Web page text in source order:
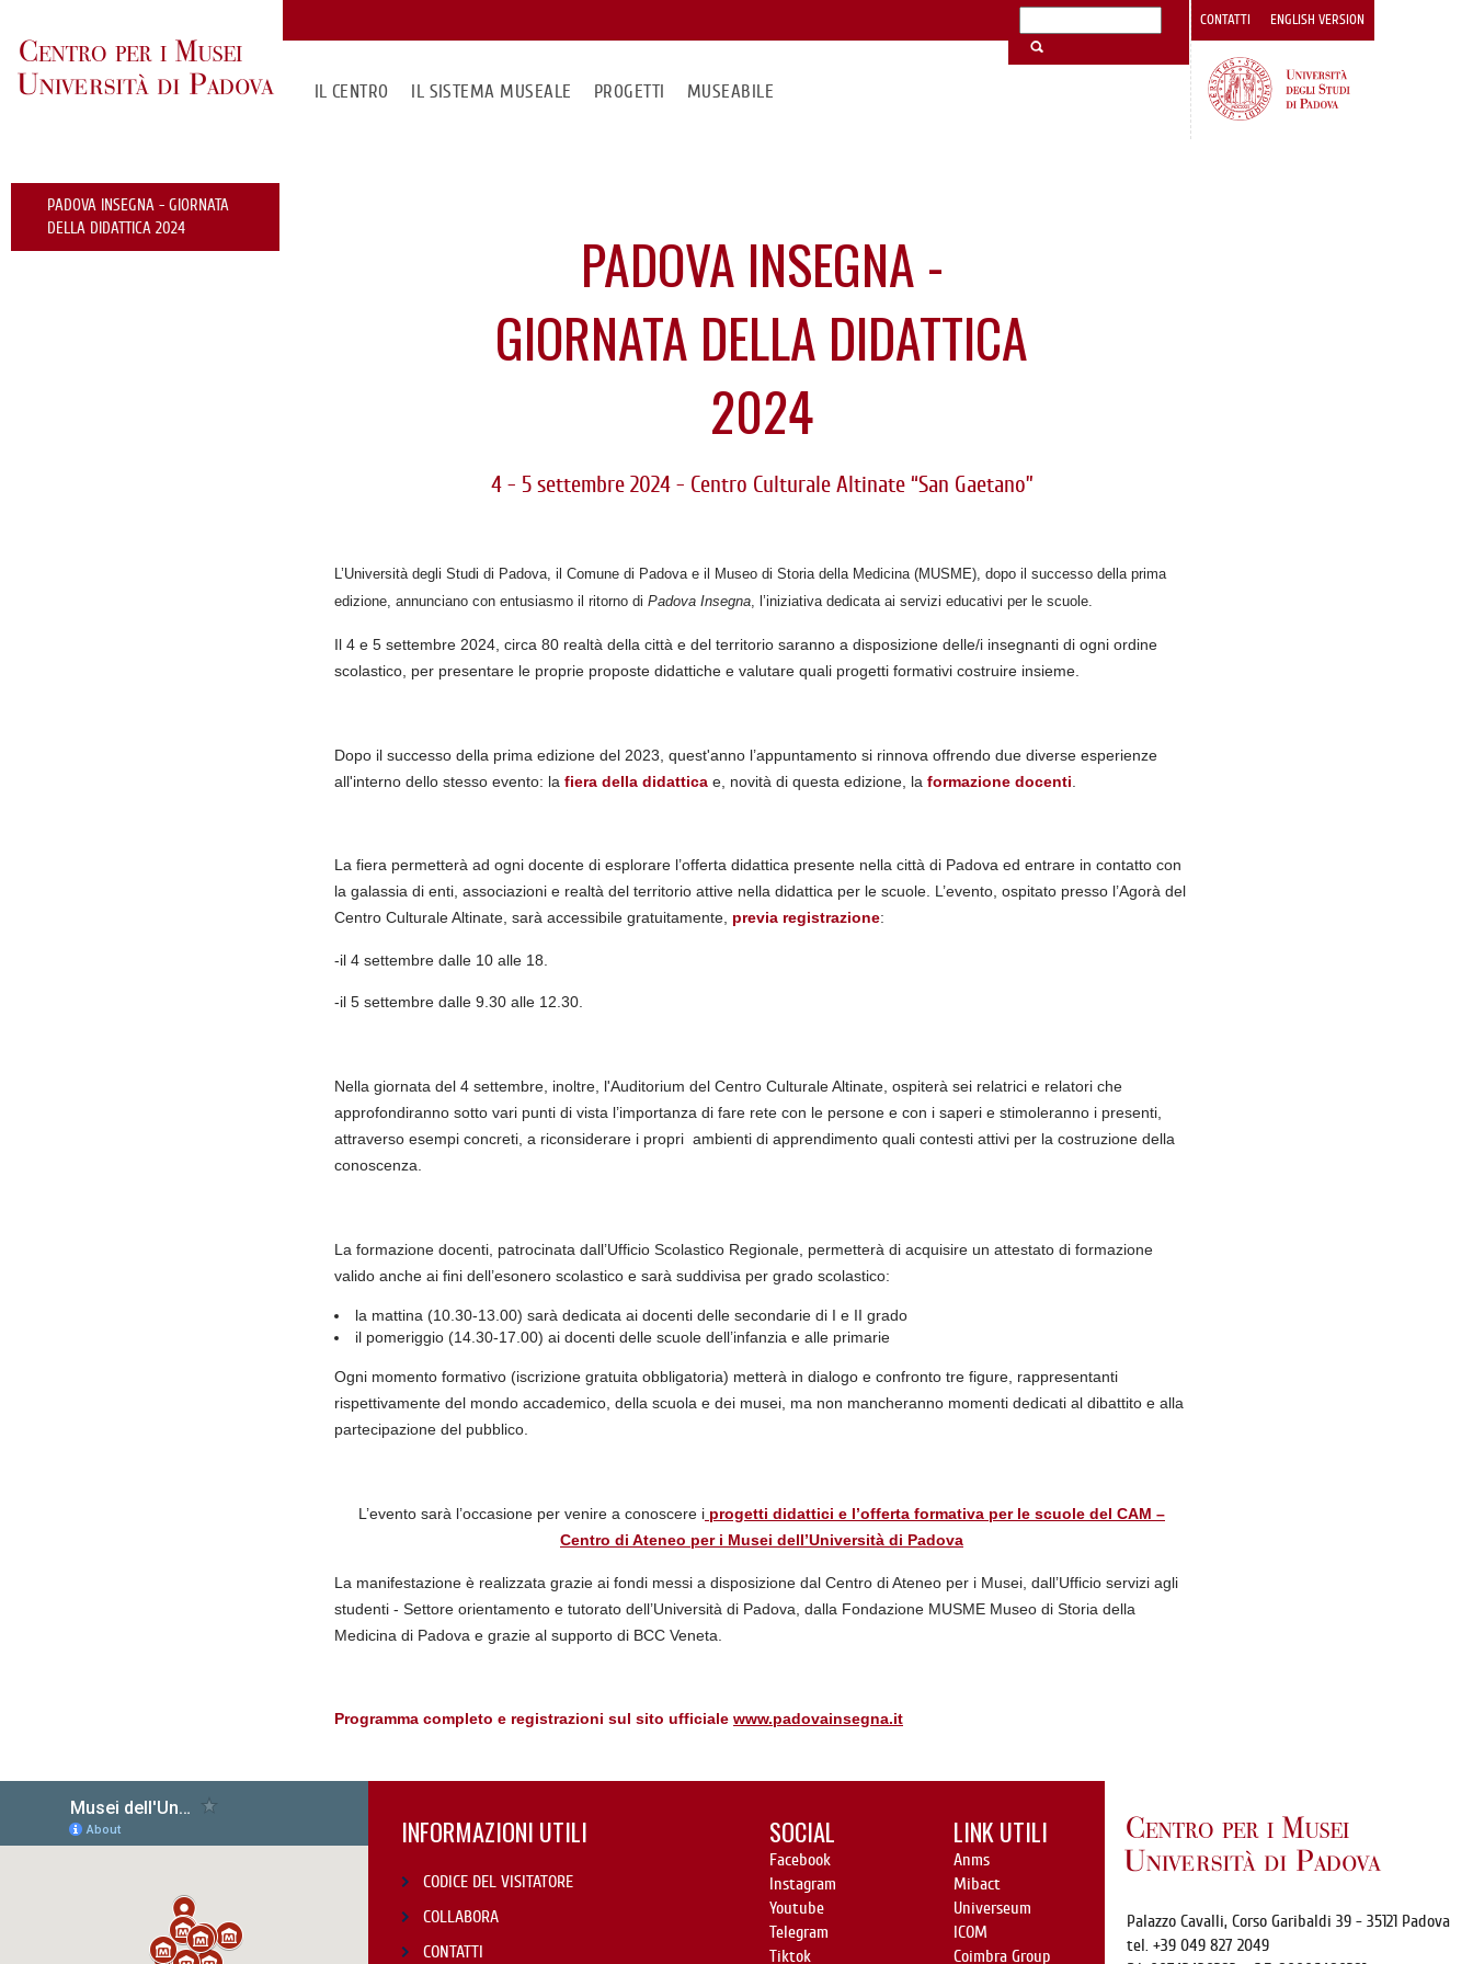
IL CENTRO IL SISTEMA MUSEALE PROGETTI MUSEABILE
CONTATTI ENGLISH VERSION
PADOVA INSEGNA - GIORNATA
DELLA DIDATTICA 2024
PADOVA INSEGNA -
GIORNATA DELLA DIDATTICA
2024
4 - 5 settembre 2024 - Centro Culturale Altinate “San Gaetano”
L’Università degli Studi di Padova, il Comune di Padova e il Museo di Storia della Medicina (MUSME), dopo il successo della prima
edizione, annunciano con entusiasmo il ritorno di Padova Insegna, l’iniziativa dedicata ai servizi educativi per le scuole.
Il 4 e 5 settembre 2024, circa 80 realtà della città e del territorio saranno a disposizione delle/i insegnanti di ogni ordine
scolastico, per presentare le proprie proposte didattiche e valutare quali progetti formativi costruire insieme.
Dopo il successo della prima edizione del 2023, quest'anno l’appuntamento si rinnova offrendo due diverse esperienze
all'interno dello stesso evento: la fiera della didattica e, novità di questa edizione, la formazione docenti
La fiera permetterà ad ogni docente di esplorare l’offerta didattica presente nella città di Padova ed entrare in contatto con
la galassia di enti, associazioni e realtà del territorio attive nella didattica per le scuole. L’evento, ospitato presso l’Agorà del
Centro Culturale Altinate, sarà accessibile gratuitamente, previa registrazione:
-il 4 settembre dalle 10 alle 18.
-il 5 settembre dalle 9.30 alle 12.30.
Nella giornata del 4 settembre, inoltre, l'Auditorium del Centro Culturale Altinate, ospiterà sei relatrici e relatori che
approfondiranno sotto vari punti di vista l’importanza di fare rete con le persone e con i saperi e stimoleranno i presenti,
attraverso esempi concreti, a riconsiderare i propri ambienti di apprendimento quali contesti attivi per la costruzione della
conoscenza.
La formazione docenti, patrocinata dall’Ufficio Scolastico Regionale, permetterà di acquisire un attestato di formazione
valido anche ai fini dell’esonero scolastico e sarà suddivisa per grado scolastico:
la mattina (10.30-13.00) sarà dedicata ai docenti delle secondarie di I e II grado
il pomeriggio (14.30-17.00) ai docenti delle scuole dell’infanzia e alle primarie
Ogni momento formativo (iscrizione gratuita obbligatoria) metterà in dialogo e confronto tre figure, rappresentanti
rispettivamente del mondo accademico, della scuola e dei musei, ma non mancheranno momenti dedicati al dibattito e alla
partecipazione del pubblico.
L’evento sarà l’occasione per venire a conoscere i progetti didattici e l’offerta formativa per le scuole del CAM –
Centro di Ateneo per i Musei dell’Università di Padova
La manifestazione è realizzata grazie ai fondi messi a disposizione dal Centro di Ateneo per i Musei, dall’Ufficio servizi agli
studenti - Settore orientamento e tutorato dell’Università di Padova, dalla Fondazione MUSME Museo di Storia della
Medicina di Padova e grazie al supporto di BCC Veneta.
Programma completo e registrazioni sul sito ufficiale www.padovainsegna.it
INFORMAZIONI UTILI
CODICE DEL VISITATORE
COLLABORA
CONTATTI
SOCIAL
Facebook
Instagram
Youtube
Telegram
Tiktok
LINK UTILI
Anms
Mibact
Universeum
ICOM
Coimbra Group
Palazzo Cavalli, Corso Garibaldi 39 - 35121 Padova
tel. +39 049 827 2049